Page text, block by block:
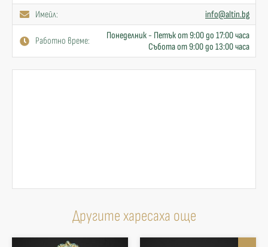
Имейл:
info@altin.bg
Работно време:
Понеделник - Петък от 9:00 до 17:00 часа
Събота от 9:00 до 13:00 часа
Другите харесаха още